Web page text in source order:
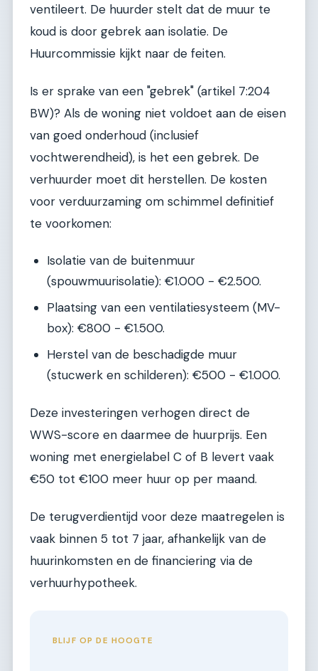
ventileert. De huurder stelt dat de muur te
koud is door gebrek aan isolatie. De
Huurcommissie kijkt naar de feiten.
Is er sprake van een "gebrek" (artikel 7:204
BW)? Als de woning niet voldoet aan de eisen
van goed onderhoud (inclusief
vochtwerendheid), is het een gebrek. De
verhuurder moet dit herstellen. De kosten
voor verduurzaming om schimmel definitief
te voorkomen:
Isolatie van de buitenmuur
(spouwmuurisolatie): €1.000 - €2.500.
Plaatsing van een ventilatiesysteem (MV-
box): €800 - €1.500.
Herstel van de beschadigde muur
(stucwerk en schilderen): €500 - €1.000.
Deze investeringen verhogen direct de
WWS-score en daarmee de huurprijs. Een
woning met energielabel C of B levert vaak
€50 tot €100 meer huur op per maand.
De terugverdientijd voor deze maatregelen is
vaak binnen 5 tot 7 jaar, afhankelijk van de
huurinkomsten en de financiering via de
verhuurhypotheek.
BLIJF OP DE HOOGTE